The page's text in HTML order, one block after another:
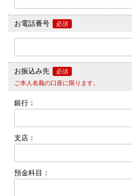
お電話番号 必須
お振込み先
必須
ご本人名義の口座に限ります。
銀行：
支店：
預金科目：